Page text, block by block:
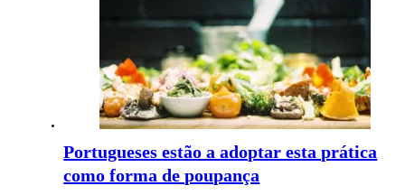
Portugueses estão a adoptar esta prática
como forma de poupança